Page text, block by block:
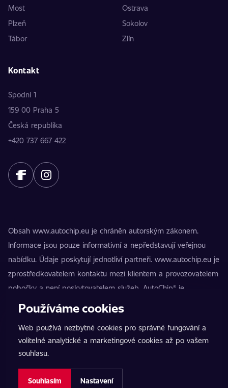
Most
Ostrava
Plzeň
Sokolov
Tábor
Zlín
Kontakt
Spodní 1
159 00 Praha 5
Česká republika
+420 737 667 422
Obsah www.autochip.eu je chráněn autorským zákonem.
Informace jsou pouze informativní a nepředstavují veřejnou
nabídku. Údaje poskytují jednotliví partneři. www.autochip.eu je
zprostředkovatelem kontaktu mezi klientem a provozovatelem
pobočky a není poskytovatelem služeb. AutoChip® je
registrovaná ochranná známka Petra Kučery. Úpravy, které
nezpůsobilosti vozidla k provozu na pozemních komunikacích.
Přesné informace poskytuje vždy konkrétní provozovatel
pobočky.
Nastavení cookies
Používáme cookies
Web používá nezbytné cookies pro správné fungování a
volitelné analytické a marketingové cookies až po vašem
souhlasu.
Souhlasím Nastavení